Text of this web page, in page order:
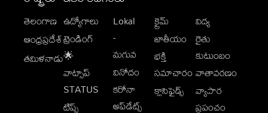
తెలంగాణ
ఆంధ్రప్రదేశ్
తమిళనాడు
ఉద్యోగాలు
ట్రెండింగ్
🌟
వాట్సాప్
STATUS
టిప్స్
Lokal
-
మగువ
వినోదం
కరోనా
అప్‌డేట్స్
క్రైమ్
జాతీయం
భక్తి
సమాచారం
క్లాసిఫైడ్స్
విద్య
రైతు
కుటుంబం
వాతావరణం
వ్యాపార
ప్రపంచం